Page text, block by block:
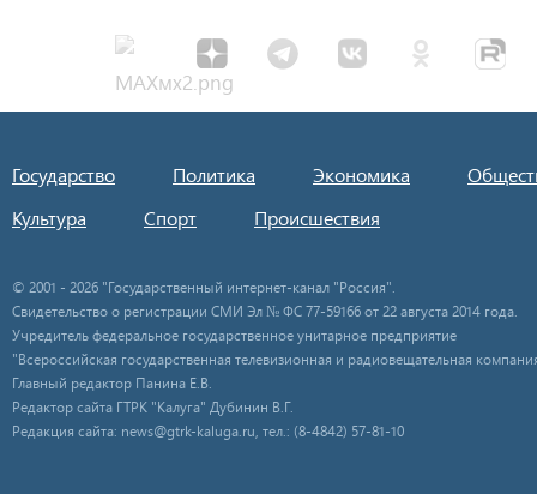
Государство Политика Экономика
Культура
Спорт Происшествия
© 2001 - 2026 "Государственный интернет-канал "Россия".
Свидетельство о регистрации СМИ Эл № ФС 77-59166 от 22 августа 2014 года.
Учредитель федеральное государственное унитарное предприятие
"Всероссийская государственная телевизионная и радиовещательная
Главный редактор Панина Е.В.
Редактор сайта ГТРК "Калуга" Дубинин В.Г.
Редакция сайта: news@gtrk-kaluga.ru, тел.: (8-4842) 57-81-10